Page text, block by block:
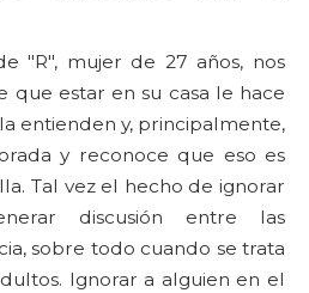
"R", mujer de 27 años, nos
que estar en su casa le hace
entienden y, principalmente,
y reconoce que eso es
Tal vez el hecho de ignorar
discusión entre las
sobre todo cuando se trata
Ignorar a alguien en el